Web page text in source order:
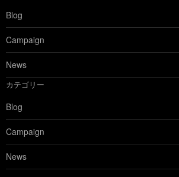
ロ
グ
を
見
る
Blog
Campaign
News
カテゴリー
Blog
Campaign
News